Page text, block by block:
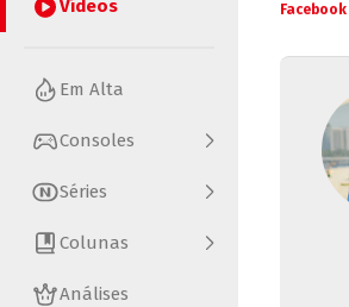
Vídeos
Em Alta
Consoles
Séries
Colunas
Análises
Facebook